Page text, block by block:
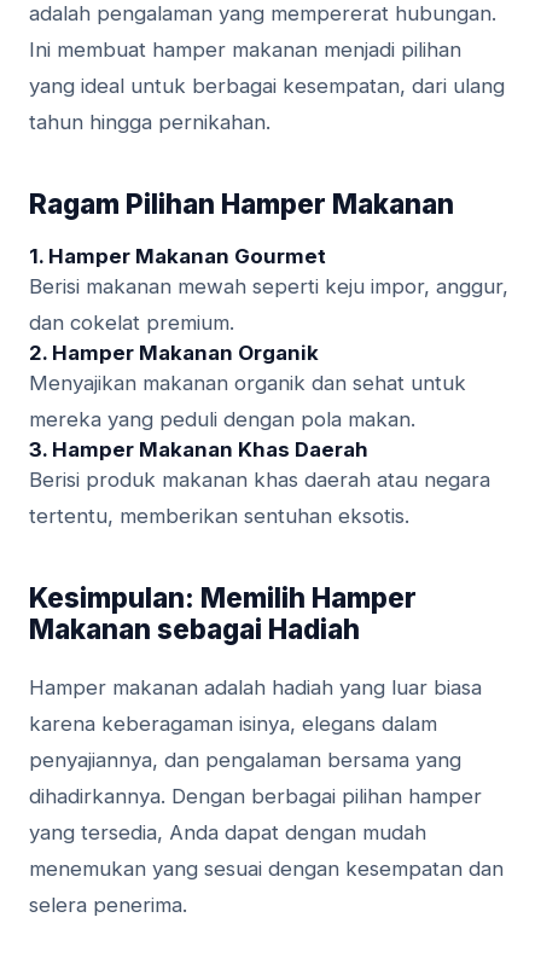
adalah pengalaman yang mempererat hubungan.
Ini membuat hamper makanan menjadi pilihan
yang ideal untuk berbagai kesempatan, dari ulang
tahun hingga pernikahan.
Ragam Pilihan Hamper Makanan
1. Hamper Makanan Gourmet
Berisi makanan mewah seperti keju impor, anggur,
dan cokelat premium.
2. Hamper Makanan Organik
Menyajikan makanan organik dan sehat untuk
mereka yang peduli dengan pola makan.
3. Hamper Makanan Khas Daerah
Berisi produk makanan khas daerah atau negara
tertentu, memberikan sentuhan eksotis.
Kesimpulan: Memilih Hamper
Makanan sebagai Hadiah
Hamper makanan adalah hadiah yang luar biasa
karena keberagaman isinya, elegans dalam
penyajiannya, dan pengalaman bersama yang
dihadirkannya. Dengan berbagai pilihan hamper
yang tersedia, Anda dapat dengan mudah
menemukan yang sesuai dengan kesempatan dan
selera penerima.